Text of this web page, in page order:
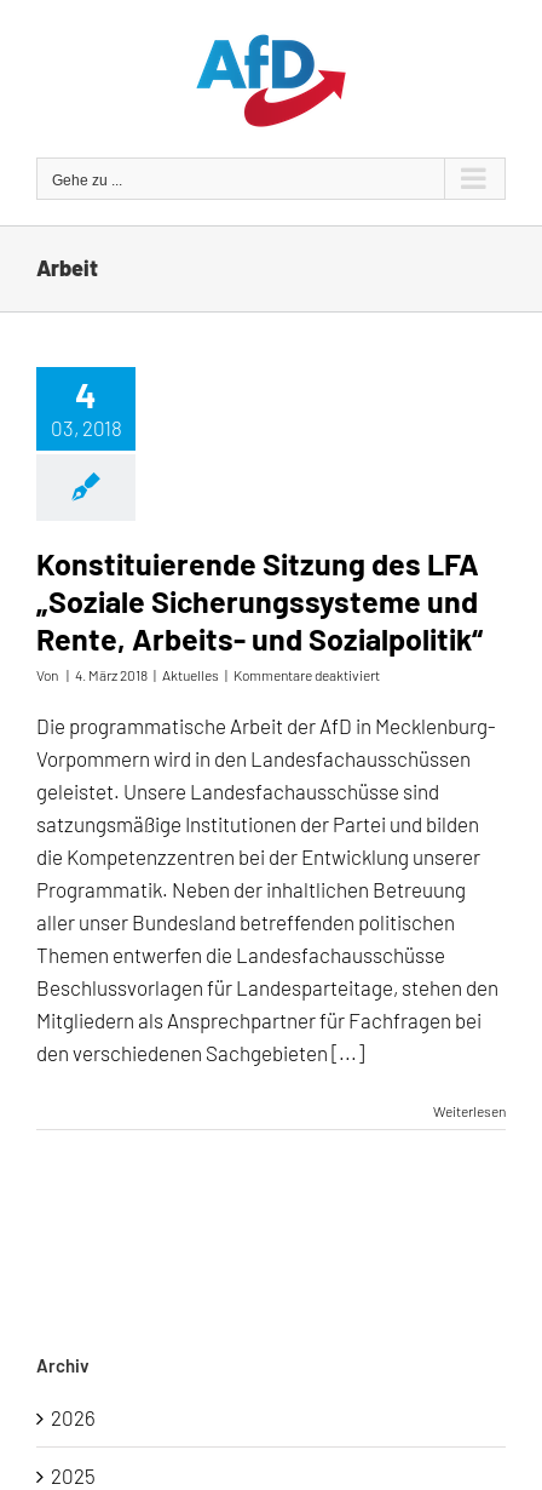
Gehe zu ...
Arbeit
4
03, 2018
Konstituierende Sitzung des LFA
„Soziale Sicherungssysteme und
Rente, Arbeits- und Sozialpolitik“
Von | 4. März 2018 | Aktuelles | Kommentare deaktiviertfür
Sitzung
des
LFA
„Soziale
Sicherungssysteme
und
Arbeits-
und
Sozialpolitik“
Die programmatische Arbeit der AfD in Mecklenburg-
Vorpommern wird in den Landesfachausschüssen
geleistet. Unsere Landesfachausschüsse sind
satzungsmäßige Institutionen der Partei und bilden
die Kompetenzzentren bei der Entwicklung unserer
Programmatik. Neben der inhaltlichen Betreuung
aller unser Bundesland betreffenden politischen
Themen entwerfen die Landesfachausschüsse
Beschlussvorlagen für Landesparteitage, stehen den
Mitgliedern als Ansprechpartner für Fachfragen bei
den verschiedenen Sachgebieten [...]
Weiterlesen
Archiv
2026
2025